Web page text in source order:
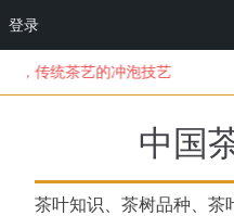
到
茶艺的冲泡技艺
中国
茶叶知识、茶树品种、茶
登录